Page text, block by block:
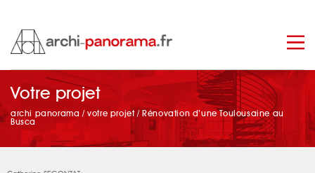
manage_search
Votre projet
archi panorama /votre projet / Rénovation d’une Toulousaine au
Busca